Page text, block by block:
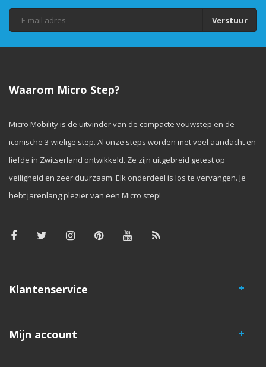
Verstuur
Waarom Micro Step?
Micro Mobility is de uitvinder van de compacte vouwstep en de
iconische 3-wielige step. Al onze steps worden met veel aandacht en
liefde in Zwitserland ontwikkeld. Ze zijn uitgebreid getest op
veiligheid en zeer duurzaam. Elk onderdeel is los te vervangen. Je
hebt jarenlang plezier van een Micro step!
Klantenservice
Mijn account